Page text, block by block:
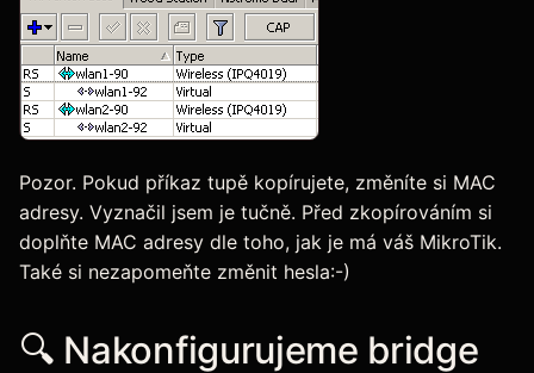
Pozor. Pokud příkaz tupě kopírujete, změníte si MAC
adresy. Vyznačil jsem je tučně. Před zkopírováním si
doplňte MAC adresy dle toho, jak je má váš MikroTik.
Také si nezapomeňte změnit hesla:-)
🔍 Nakonfigurujeme bridge